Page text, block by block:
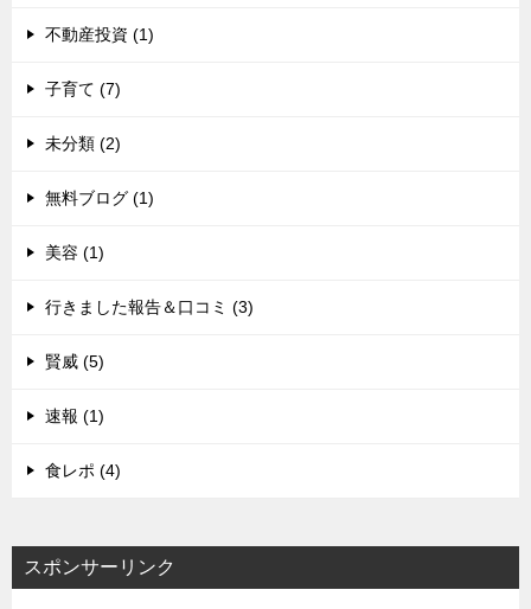
不動産投資 (1)
子育て (7)
未分類 (2)
無料ブログ (1)
美容 (1)
行きました報告＆口コミ (3)
賢威 (5)
速報 (1)
食レポ (4)
スポンサーリンク